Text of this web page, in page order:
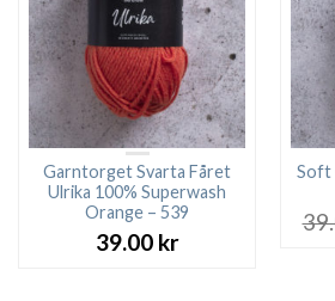
Garntorget Svarta Fåret
Ulrika 100% Superwash
Orange – 539
39.00 kr
Soft